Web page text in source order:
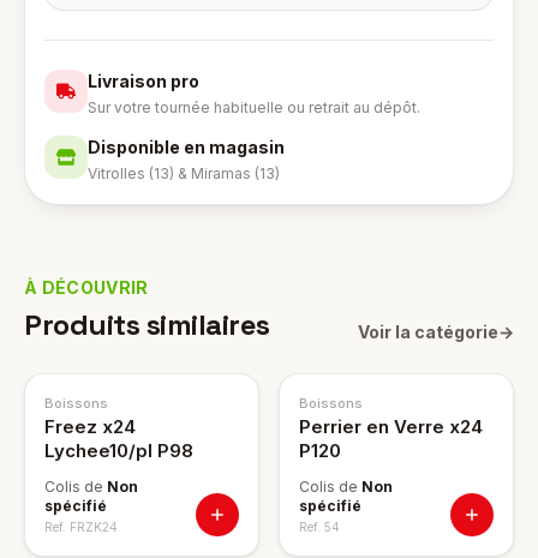
Livraison pro
Sur votre tournée habituelle ou retrait au dépôt.
Disponible en magasin
Vitrolles (13) & Miramas (13)
À DÉCOUVRIR
Produits similaires Voir la catégorie→
Boissons
Freez x24
Lychee10/pl P98
Colis de Non
spécifié
Ref. FRZK24
Boissons
Perrier en Verre x24
P120
Colis de Non
spécifié
Ref. 54